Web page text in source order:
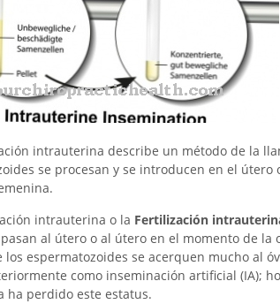
intrauterina describe un método de la
se procesan y se introducen en el
intrauterina o la Fertilización
al útero o al útero en el momento de la
los espermatozoides se acerquen mucho al
como inseminación artificial (IA);
ha perdido este estatus.